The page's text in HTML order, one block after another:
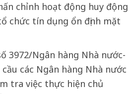
chỉnh hoạt động huy động
chức tín dụng ổn định mặt
3972/Ngân hàng Nhà nước-
cầu các Ngân hàng Nhà nước
tra việc thực hiện chủ